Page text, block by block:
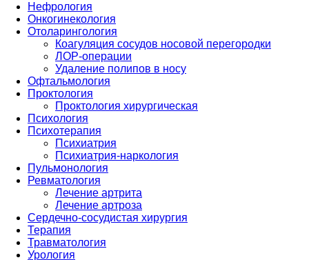
Нефрология
Онкогинекология
Отоларингология
Коагуляция сосудов носовой перегородки
ЛОР-операции
Удаление полипов в носу
Офтальмология
Проктология
Проктология хирургическая
Психология
Психотерапия
Психиатрия
Психиатрия-наркология
Пульмонология
Ревматология
Лечение артрита
Лечение артроза
Сердечно-сосудистая хирургия
Терапия
Травматология
Урология